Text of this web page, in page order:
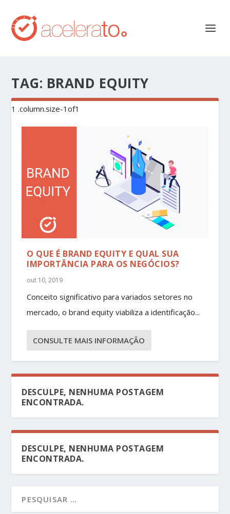
TAG: BRAND EQUITY
O QUE É BRAND EQUITY E QUAL SUA
IMPORTÂNCIA PARA OS NEGÓCIOS?
out 10, 2019
Conceito significativo para variados setores no
mercado, o brand equity viabiliza a identificação...
CONSULTE MAIS INFORMAÇÃO
DESCULPE, NENHUMA POSTAGEM
ENCONTRADA.
DESCULPE, NENHUMA POSTAGEM
ENCONTRADA.